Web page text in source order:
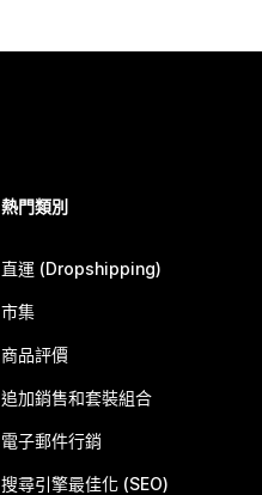
熱門類別
直運 (Dropshipping)
市集
商品評價
追加銷售和套裝組合
電子郵件行銷
搜尋引擎最佳化 (SEO)